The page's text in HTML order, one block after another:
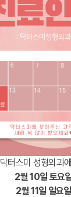
닥터스미 성형외과
2월 10일 토요
2월 11일 일요일